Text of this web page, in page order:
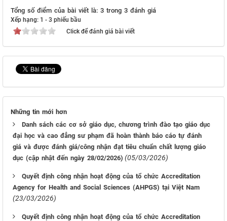
Tổng số điểm của bài viết là: 3 trong 3 đánh giá
Xếp hạng: 1 - 3 phiếu bầu
Click để đánh giá bài viết
Những tin mới hơn
Danh sách các cơ sở giáo dục, chương trình đào tạo giáo dục
đại học và cao đẳng sư phạm đã hoàn thành báo cáo tự đánh
giá và được đánh giá/công nhận đạt tiêu chuẩn chất lượng giáo
dục (cập nhật đến ngày 28/02/2026) (05/03/2026)
Quyết định công nhận hoạt động của tổ chức Accreditation
Agency for Health and Social Sciences (AHPGS) tại Việt Nam
(23/03/2026)
Quyết định công nhận hoạt động của tổ chức Accreditation